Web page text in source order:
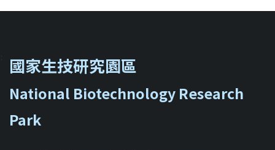
國家生技研究園區
National Biotechnology Research
Park